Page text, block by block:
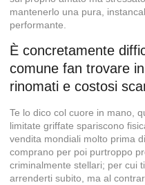
mantenerlo una pura,
performante.
È concretamente
comune fan trovare
rinomati e costosi
Te lo dico col cuore in mano,
limitate griffate spariscono
vendita mondiali molto prima
comprano per poi purtroppo
criminalmente stellari; per cui
arrenderti subito, ma al